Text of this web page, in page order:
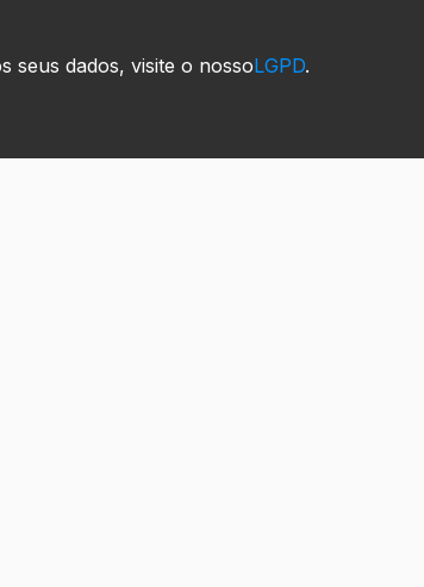
seus dados, visite o nossoLGPD.